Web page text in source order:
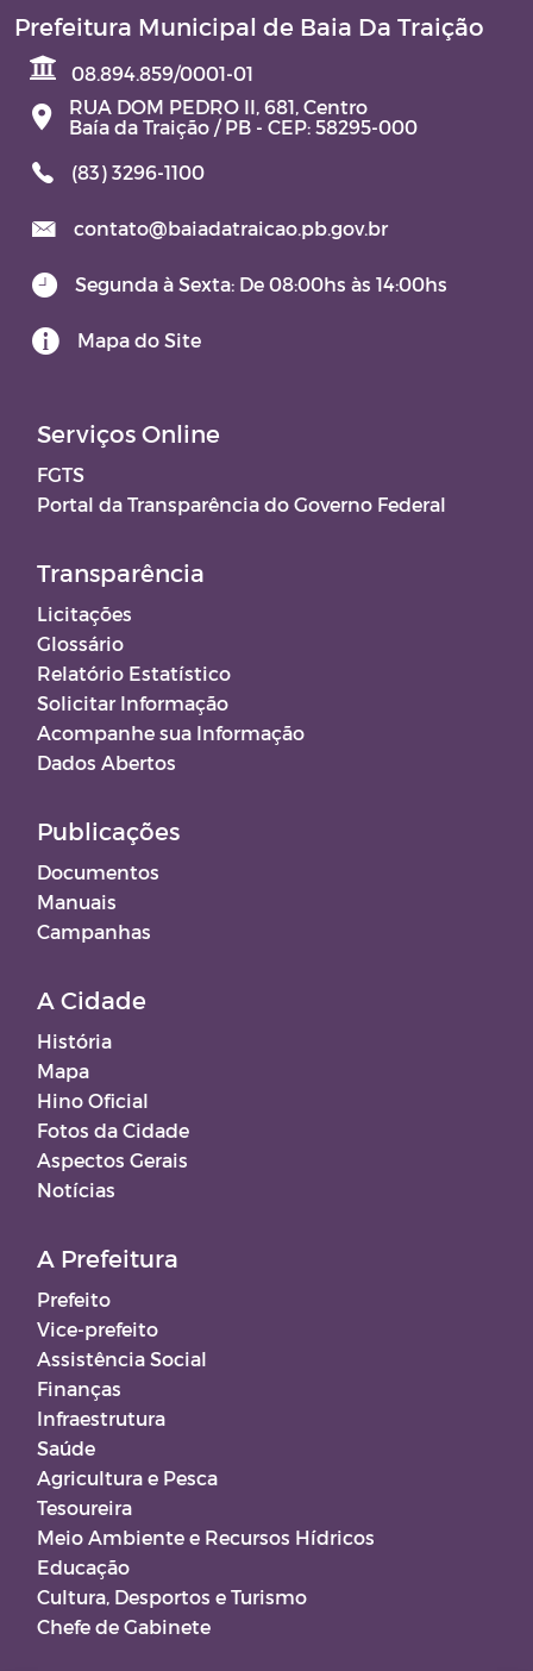
Prefeitura Municipal de Baia Da Traição
08.894.859/0001-01
RUA DOM PEDRO II, 681, Centro
Baía da Traição / PB - CEP: 58295-000
(83) 3296-1100
contato@baiadatraicao.pb.gov.br
Segunda à Sexta: De 08:00hs às 14:00hs
Mapa do Site
Serviços Online
FGTS
Portal da Transparência do Governo Federal
Transparência
Licitações
Glossário
Relatório Estatístico
Solicitar Informação
Acompanhe sua Informação
Dados Abertos
Publicações
Documentos
Manuais
Campanhas
A Cidade
História
Mapa
Hino Oficial
Fotos da Cidade
Aspectos Gerais
Notícias
A Prefeitura
Prefeito
Vice-prefeito
Assistência Social
Finanças
Infraestrutura
Saúde
Agricultura e Pesca
Tesoureira
Meio Ambiente e Recursos Hídricos
Educação
Cultura, Desportos e Turismo
Chefe de Gabinete